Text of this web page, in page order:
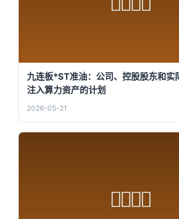
九连板*ST准油：公司、控股股东和实
注入算力资产的计划
2026-05-21